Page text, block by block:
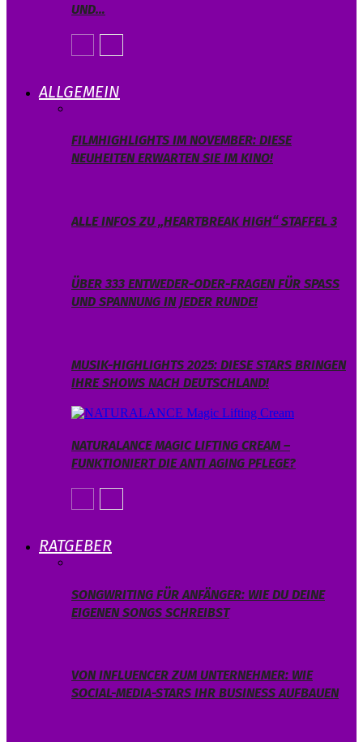
UND…
ALLGEMEIN
FILMHIGHLIGHTS IM NOVEMBER: DIESE
NEUHEITEN ERWARTEN SIE IM KINO!
ALLE INFOS ZU „HEARTBREAK HIGH“ STAFFEL 3
ÜBER 333 ENTWEDER-ODER-FRAGEN FÜR SPASS U
ND SPANNUNG IN JEDER RUNDE!
MUSIK-HIGHLIGHTS 2025: DIESE STARS BRINGEN
IHRE SHOWS NACH DEUTSCHLAND!
NATURALANCE MAGIC LIFTING CREAM –
FUNKTIONIERT DIE ANTI AGING PFLEGE?
RATGEBER
SONGWRITING FÜR ANFÄNGER: WIE DU DEINE
EIGENEN SONGS SCHREIBST
VON INFLUENCER ZUM UNTERNEHMER: WIE
SOCIAL-MEDIA-STARS IHR BUSINESS AUFBAUEN